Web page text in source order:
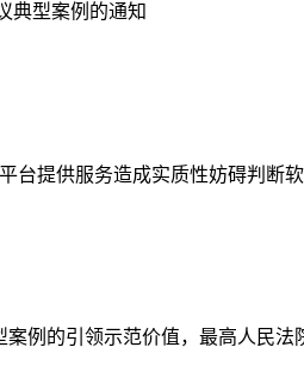
典型案例的通知
提供服务造成实质性妨碍判断
例的引领示范价值，最高人民法